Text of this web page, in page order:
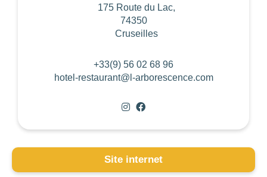
175 Route du Lac,
74350
Cruseilles
+33(9) 56 02 68 96
hotel-restaurant@l-arborescence.com
Site internet
0—15001